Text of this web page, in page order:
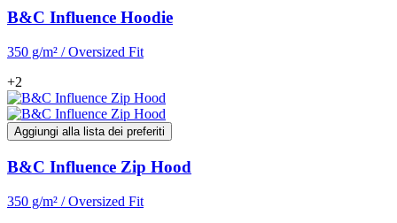
B&C Influence Hoodie
350 g/m² / Oversized Fit
+2
Aggiungi alla lista dei preferiti
B&C Influence Zip Hood
350 g/m² / Oversized Fit